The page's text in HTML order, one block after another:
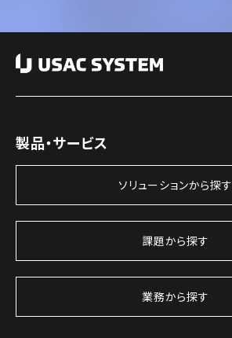
製品・サービス
ソリューションから探す
課題から探す
業務から探す